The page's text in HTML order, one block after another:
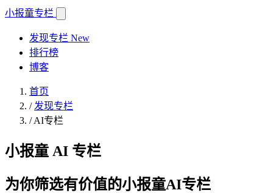
小报童专栏
发现专栏 New
排行榜
博客
首页
/ 发现专栏
/AI专栏
小报童 AI 专栏
为你筛选有价值的小报童AI专栏